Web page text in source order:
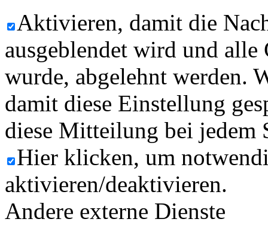
Aktivieren, damit die
ausgeblendet wird und
wurde, abgelehnt werden.
damit diese Einstellung
diese Mitteilung bei jedem
Hier klicken, um
aktivieren/deaktivieren.
Andere externe Dienste